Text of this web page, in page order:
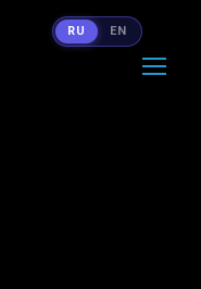
RU EN